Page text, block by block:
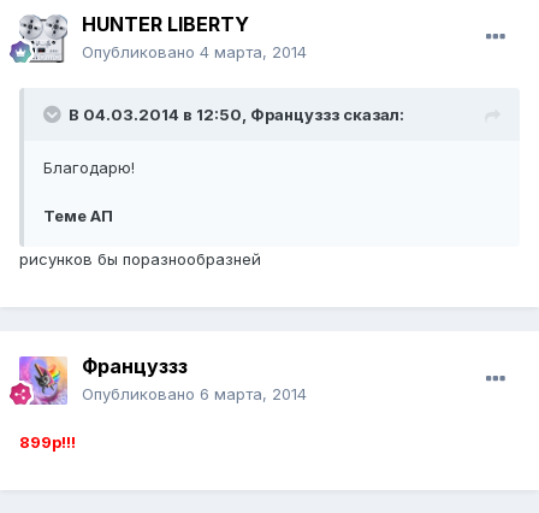
HUNTER LIBERTY
Опубликовано 4 марта, 2014
В 04.03.2014 в 12:50, Француззз сказал:
Благодарю!
Теме АП
рисунков бы поразнообразней
Француззз
Опубликовано 6 марта, 2014
899р!!!